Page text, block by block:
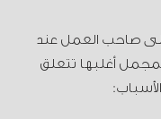
صاحب العمل عند
أغلبها تتعلق